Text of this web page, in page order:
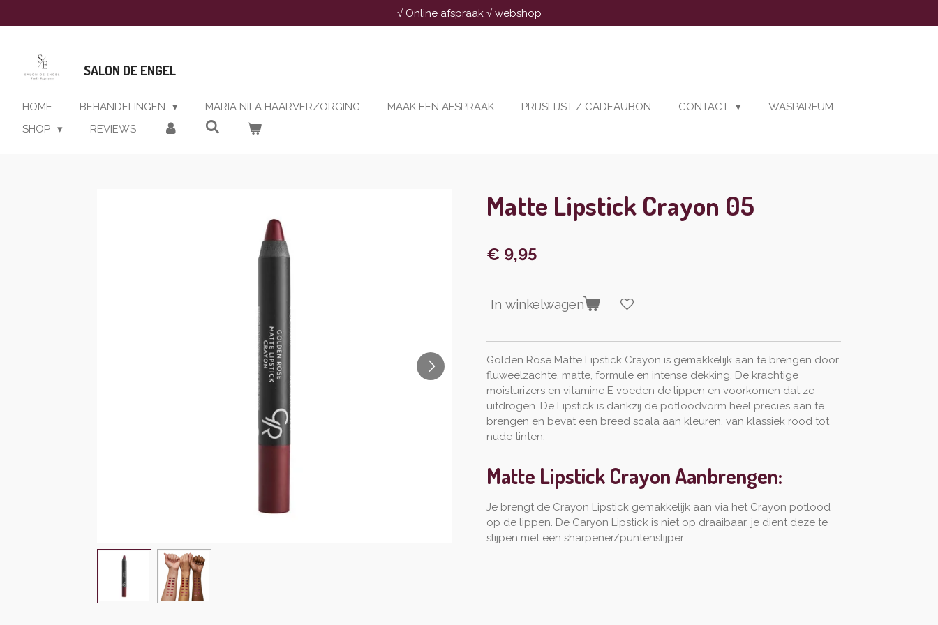
direct
hoofdinhoud
√ Online afspraak √ webshop
SALON DE ENGEL
HOME BEHANDELINGEN MARIA NILA HAARVERZORGING MAAK EEN AFSPRAAK PRIJSLIJST / CADEAUBON CONTACT
WASPARFUM
SHOP
REVIEWS
Matte Lipstick Crayon 05
€ 9,95
In winkelwagen
Golden Rose Matte Lipstick Crayon is gemakkelijk aan te brengen door
fluweelzachte, matte, formule en intense dekking. De krachtige
moisturizers en vitamine E voeden de lippen en voorkomen dat ze
uitdrogen. De Lipstick is dankzij de potloodvorm heel precies aan te
brengen en bevat een breed scala aan kleuren, van klassiek rood tot
nude tinten.
Matte Lipstick Crayon Aanbrengen:
Je brengt de Crayon Lipstick gemakkelijk aan via het Crayon potlood
op de lippen. De Caryon Lipstick is niet op draaibaar, je dient deze te
slijpen met een sharpener/puntenslijper.